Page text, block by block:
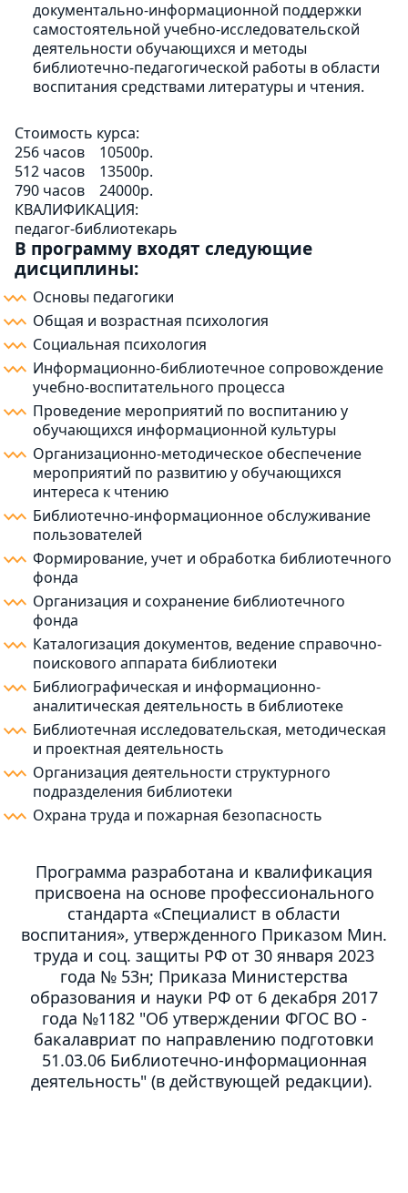
документально-информационной поддержки
самостоятельной учебно-исследовательской
деятельности обучающихся и методы
библиотечно-педагогической работы в области
воспитания средствами литературы и чтения.
Стоимость курса:
256 часов
10500р.
512 часов
13500р.
790 часов
24000р.
КВАЛИФИКАЦИЯ:
педагог-библиотекарь
В программу входят следующие
дисциплины:
Основы педагогики
Общая и возрастная психология
Социальная психология
Информационно-библиотечное сопровождение
учебно-воспитательного процесса
Проведение мероприятий по воспитанию у
обучающихся информационной культуры
Организационно-методическое обеспечение
мероприятий по развитию у обучающихся
интереса к чтению
Библиотечно-информационное обслуживание
пользователей
Формирование, учет и обработка библиотечного
фонда
Организация и сохранение библиотечного
фонда
Каталогизация документов, ведение справочно-
поискового аппарата библиотеки
Библиографическая и информационно-
аналитическая деятельность в библиотеке
Библиотечная исследовательская, методическая
и проектная деятельность
Организация деятельности структурного
подразделения библиотеки
Охрана труда и пожарная безопасность
Программа разработана и квалификация
присвоена на основе профессионального
стандарта «Специалист в области
воспитания», утвержденного Приказом Мин.
труда и соц. защиты РФ от 30 января 2023
года № 53н; Приказа Министерства
образования и науки РФ от 6 декабря 2017
года №1182 "Об утверждении ФГОС ВО -
бакалавриат по направлению подготовки
51.03.06 Библиотечно-информационная
деятельность" (в действующей редакции).